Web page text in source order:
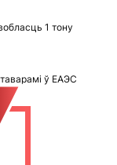
1 тону
ў ЕАЭС